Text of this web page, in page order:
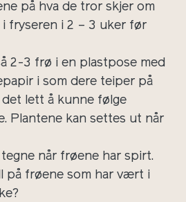
på hva de tror skjer om
fryseren i 2 – 3 uker før
2-3 frø i en plastpose med
i som dere teiper på
det lett å kunne følge
Plantene kan settes ut når
når frøene har spirt.
på frøene som har vært i